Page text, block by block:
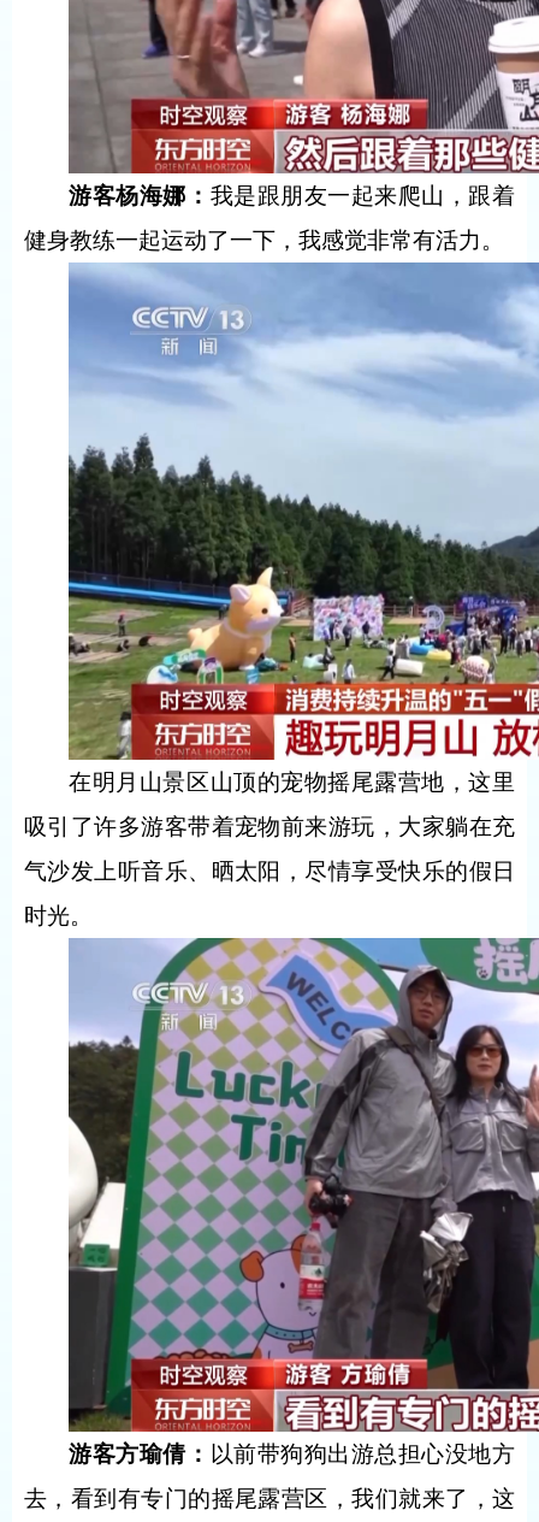
游客杨海娜： 我是跟朋友一起来爬山，跟着
健身教练一起运动了一下，我感觉非常有活力。
在明月山景区山顶的宠物摇尾露营地，这里
吸引了许多游客带着宠物前来游玩，大家躺在充
气沙发上听音乐、晒太阳，尽情享受快乐的假日
时光。
游客方瑜倩 ： 以前带狗狗出游总担心没地方
去，看到有专门的摇尾露营区，我们就来了，这